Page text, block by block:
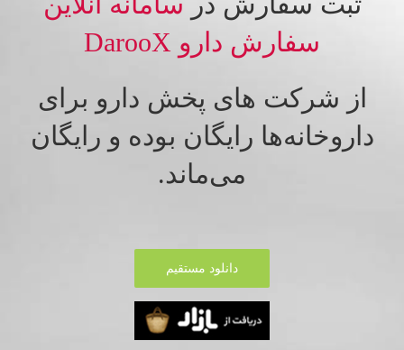
سفارش دارو DarooX
از شرکت های پخش دارو برای
داروخانه‌ها رایگان بوده و رایگان
می‌ماند.
دانلود مستقیم